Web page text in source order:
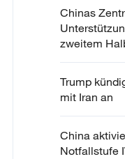
Chinas
zweitem
Trump
mit Iran an
China
Notfallstufe